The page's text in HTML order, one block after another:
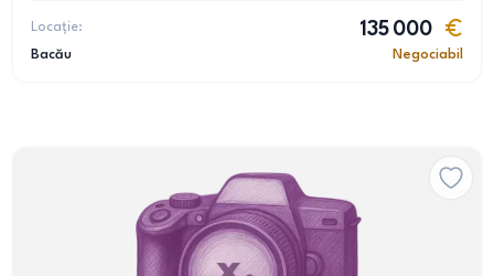
Locație:
Bacău
135 000
Negociabil